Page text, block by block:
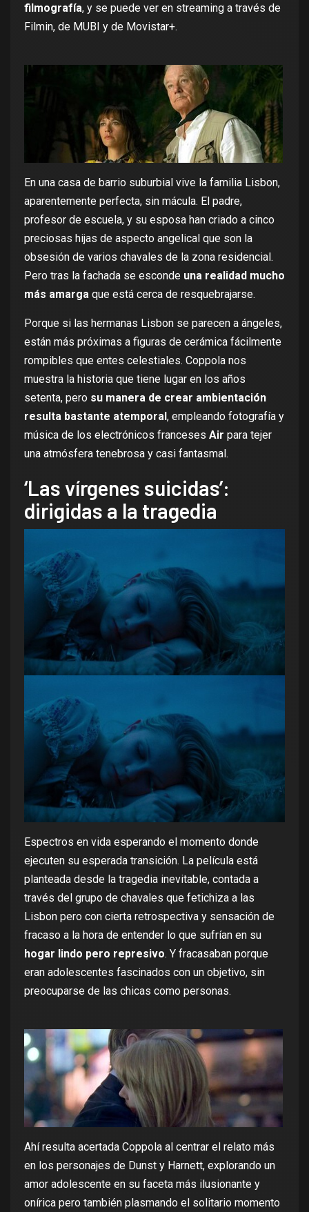
filmografía, y se puede ver en streaming a través de
Filmin, de MUBI y de Movistar+.
En una casa de barrio suburbial vive la familia Lisbon,
aparentemente perfecta, sin mácula. El padre,
profesor de escuela, y su esposa han criado a cinco
preciosas hijas de aspecto angelical que son la
obsesión de varios chavales de la zona residencial.
Pero tras la fachada se esconde una realidad mucho
más amarga que está cerca de resquebrajarse.
Porque si las hermanas Lisbon se parecen a ángeles,
están más próximas a figuras de cerámica fácilmente
rompibles que entes celestiales. Coppola nos
muestra la historia que tiene lugar en los años
setenta, pero su manera de crear ambientación
resulta bastante atemporal, empleando fotografía y
música de los electrónicos franceses Air para tejer
una atmósfera tenebrosa y casi fantasmal.
‘Las vírgenes suicidas’:
dirigidas a la tragedia
Espectros en vida esperando el momento donde
ejecuten su esperada transición. La película está
planteada desde la tragedia inevitable, contada a
través del grupo de chavales que fetichiza a las
Lisbon pero con cierta retrospectiva y sensación de
fracaso a la hora de entender lo que sufrían en su
hogar lindo pero represivo. Y fracasaban porque
eran adolescentes fascinados con un objetivo, sin
preocuparse de las chicas como personas.
Ahí resulta acertada Coppola al centrar el relato más
en los personajes de Dunst y Harnett, explorando un
amor adolescente en su faceta más ilusionante y
onírica pero también plasmando el solitario momento